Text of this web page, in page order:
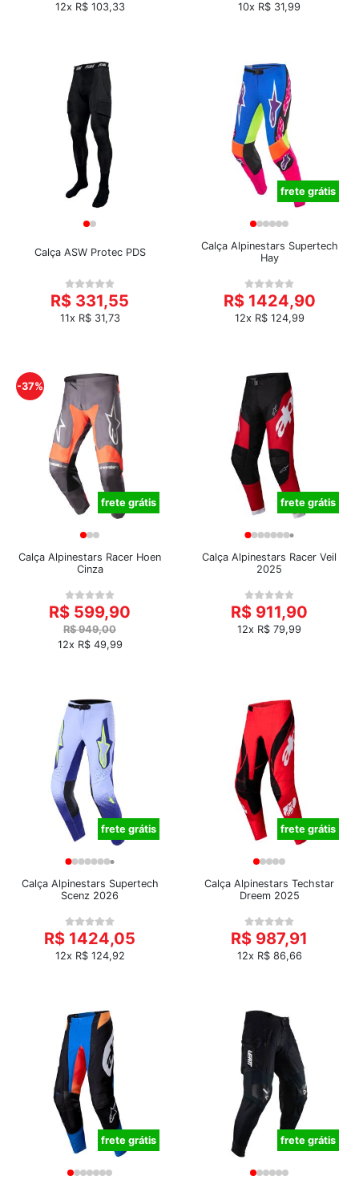
12x R$ 103,33 10x R$ 31,99
Calça ASW Protec PDS
R$ 331,55
11x R$ 31,73
frete grátis
Calça Alpinestars Supertech
Hay
R$ 1424,90
12x R$ 124,99
-37%
frete grátis
Calça Alpinestars Racer Hoen
Cinza
R$ 599,90
R$ 949,00
12x R$ 49,99
frete grátis
Calça Alpinestars Racer Veil
2025
R$ 911,90
12x R$ 79,99
frete grátis
Calça Alpinestars Supertech
Scenz 2026
R$ 1424,05
12x R$ 124,92
frete grátis
Calça Alpinestars Techstar
Dreem 2025
R$ 987,91
12x R$ 86,66
frete grátis frete grátis